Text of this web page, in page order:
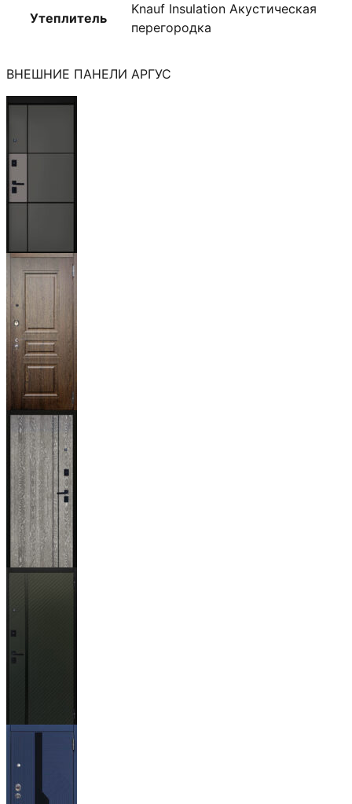
Утеплитель
Knauf Insulation Акустическая
перегородка
ВНЕШНИЕ ПАНЕЛИ АРГУС
Мичиган
Магистр
Дуб кантри
тёмный